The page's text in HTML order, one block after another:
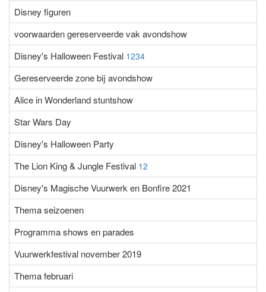
Disney figuren
voorwaarden gereserveerde vak avondshow
Disney's Halloween Festival 1234
Gereserveerde zone bij avondshow
Alice in Wonderland stuntshow
Star Wars Day
Disney's Halloween Party
The Lion King & Jungle Festival 12
Disney's Magische Vuurwerk en Bonfire 2021
Thema seizoenen
Programma shows en parades
Vuurwerkfestival november 2019
Thema februari